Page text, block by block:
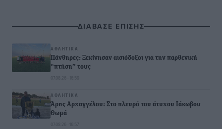
ΔΙΑΒΑΣΕ ΕΠΙΣΗΣ
ΑΘΛΗΤΙΚΆ
Πάνθηρες: Ξεκίνησαν αισιόδοξοι για την παρθενική
“πτήση” τους
07.08.26 · 16:59
ΑΘΛΗΤΙΚΆ
Άρης Αρχαγγέλου: Στο πλευρό του άτυχου Ιάκωβου
Θωμά
07.08.26 · 16:57